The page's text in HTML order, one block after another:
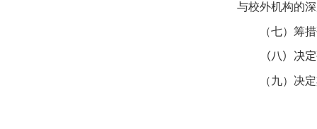
与校外机构的
（七）筹
（八）决
（九）决